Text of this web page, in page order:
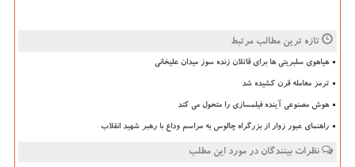
تازه ترین مطالب مرتبط
هیاهوی سلبریتی ها برای قاتلان زنده سوز میدان علیخانی
ترمز معامله قرن کشیده شد
هوش مصنوعی آینده فیلمسازی را متحول می کند
راهنمای عبور زوار از بزرگراه چالوس به مراسم وداع با رهبر شهید انقلاب
نظرات بینندگان در مورد این مطلب